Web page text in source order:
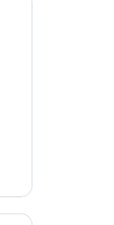
Все крепления
— устранение
•
лампочек,
техники. •